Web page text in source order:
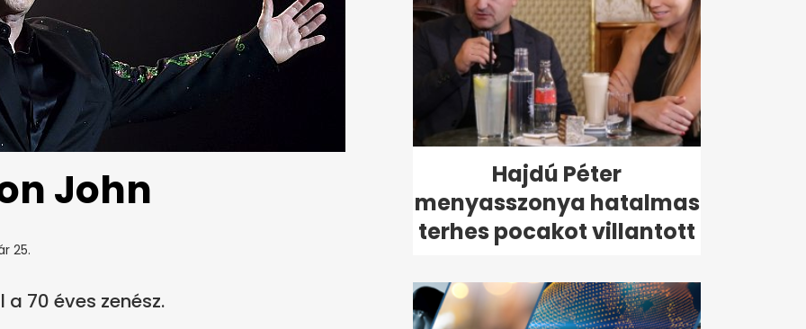
John
25.
70 éves zenész.
Hajdú Péter
menyasszonya hatalmas
terhes pocakot villantott